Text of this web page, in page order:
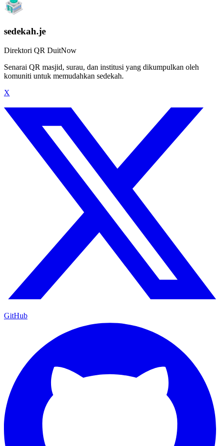
sedekah.je
Direktori QR DuitNow
Senarai QR masjid, surau, dan institusi yang dikumpulkan oleh
komuniti untuk memudahkan sedekah.
X
GitHub